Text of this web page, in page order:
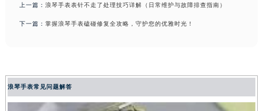
上一篇： 浪琴手表表针不走了处理技巧详解（日常维护与故障排查指南）
下一篇： 掌握浪琴手表磕碰修复全攻略，守护您的优雅时光！
浪琴手表常见问题解答